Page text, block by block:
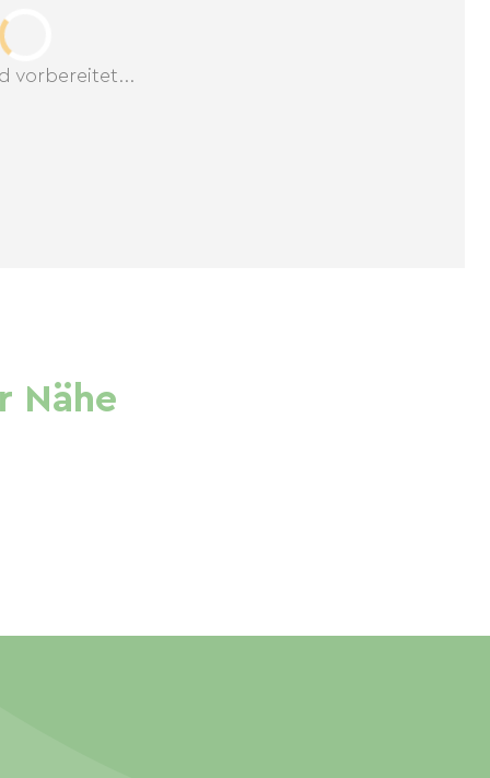
vorbereitet...
Nähe